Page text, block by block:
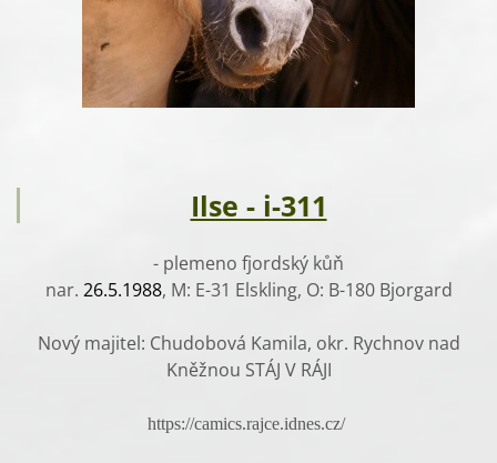
Ilse - i-311
- plemeno fjordský kůň
nar. 26.5.1988, M: E-31 Elskling, O: B-180 Bjorgard
Nový majitel: Chudobová Kamila, okr. Rychnov nad
Kněžnou STÁJ V RÁJI
https://camics.rajce.idnes.cz/